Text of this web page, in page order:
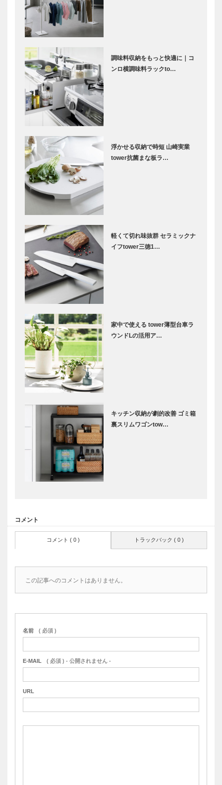
調味料収納をもっと快適に｜コ
ンロ横調味料ラックto…
浮かせる収納で時短 山崎実業
tower抗菌まな板ラ…
軽くて切れ味抜群 セラミックナ
イフtower三徳1…
家中で使える tower薄型台車ラ
ウンドLの活用ア…
キッチン収納が劇的改善 ゴミ箱
裏スリムワゴンtow…
コメント
コメント ( 0 ) トラックバック ( 0 )
この記事へのコメントはありません。
名前 ( 必須 )
E-MAIL ( 必須 ) - 公開されません -
URL